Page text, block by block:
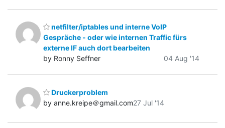
netfilter/iptables und interne VoIP
Gespräche - oder wie internen Traffic fürs
externe IF auch dort bearbeiten
by Ronny Seffner
04 Aug '14
Druckerproblem
by anne.kreipe＠gmail.com27 Jul '14